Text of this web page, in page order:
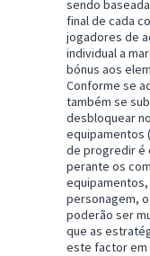
sendo
final de cada
jogadores de
individual a
bónus aos
Conforme se
também se
desbloquear
equipamentos
de progredir é
perante os
personagem,
poderão ser
que as
este factor em